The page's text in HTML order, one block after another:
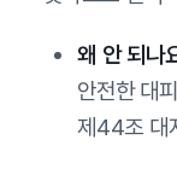
왜 안 되나
안전한 대
제44조 대